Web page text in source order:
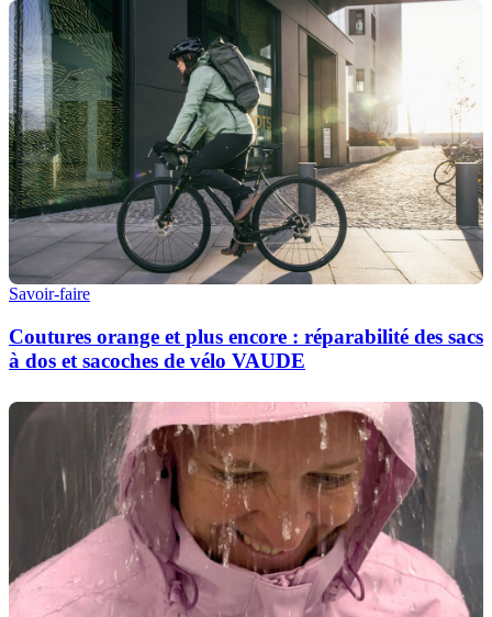
Savoir-faire
Coutures orange et plus encore : réparabilité des sacs
à dos et sacoches de vélo VAUDE